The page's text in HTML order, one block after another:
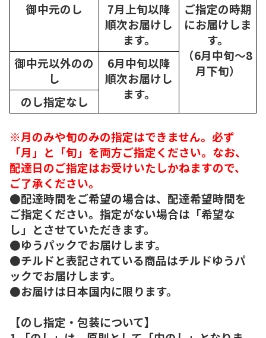
御中元のし
7月上旬以降
順次お届けし
ます。
ご指定の時期
にお届けしま
す。
（6月中旬～8
月下旬）
御中元以外のの
し
6月中旬以降
順次お届けし
ます。
のし指定なし
※月のみや旬のみの指定はできません。必ず
「月」と「旬」を両方ご指定ください。なお、
配達日のご指定はお受けいたしかねますので、
ご了承ください。
●配達時間をご希望の場合は、配達希望時間を
ご指定ください。指定がない場合は「希望な
し」とさせていただきます。
●ゆうパックでお届けします。
●チルドと表記されている商品はチルドゆうパ
ックでお届けします。
●お届けは日本国内に限ります。
【のし指定・包装について】